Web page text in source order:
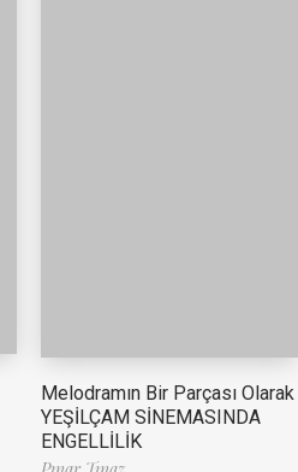
Melodramın Bir Parçası Olarak
YEŞİLÇAM SİNEMASINDA
ENGELLİLİK